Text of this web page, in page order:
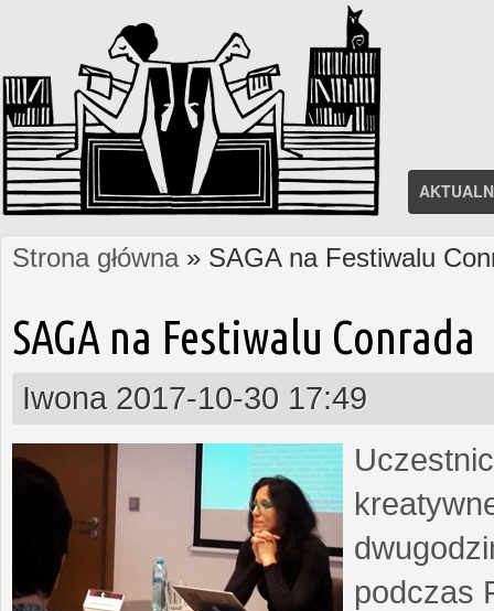
Jesteś tutaj
Strona główna» SAGA na Festiwalu
SAGA na Festiwalu Conrada
Iwona 2017-10-30 17:49
podczas